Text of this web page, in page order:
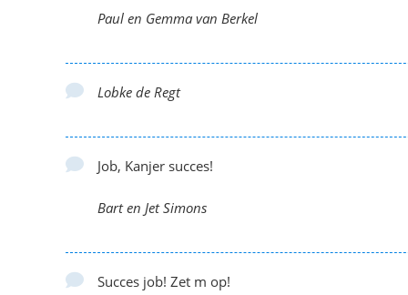
Paul en Gemma van Berkel
Lobke de Regt
Job, Kanjer succes!
Bart en Jet Simons
Succes job! Zet m op!